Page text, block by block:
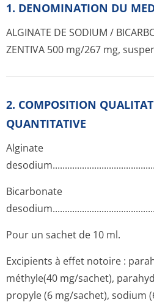
1. DENOMINATION DU
ALGINATE DE SODIUM /
ZENTIVA 500 mg/267 mg,
2. COMPOSITION
QUANTITATIVE
Alginate
Bicarbonate
Pour un sachet de 10 ml.
Excipients à effet notoire :
méthyle(40 mg/sac­het),
propyle (6 mg/sachet), sodium